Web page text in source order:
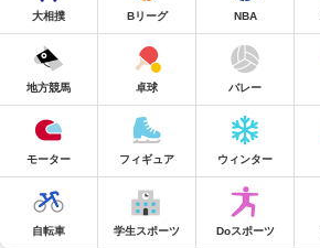
大相撲 Bリーグ NBA
地方競馬 卓球 バレー
モーター フィギュア ウィンター
自転車 学生スポーツ Doスポーツ